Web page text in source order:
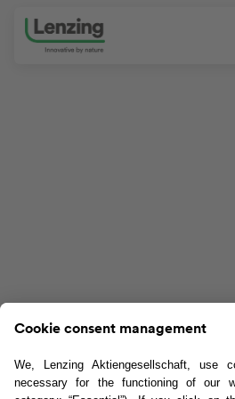
Navigation überspringen